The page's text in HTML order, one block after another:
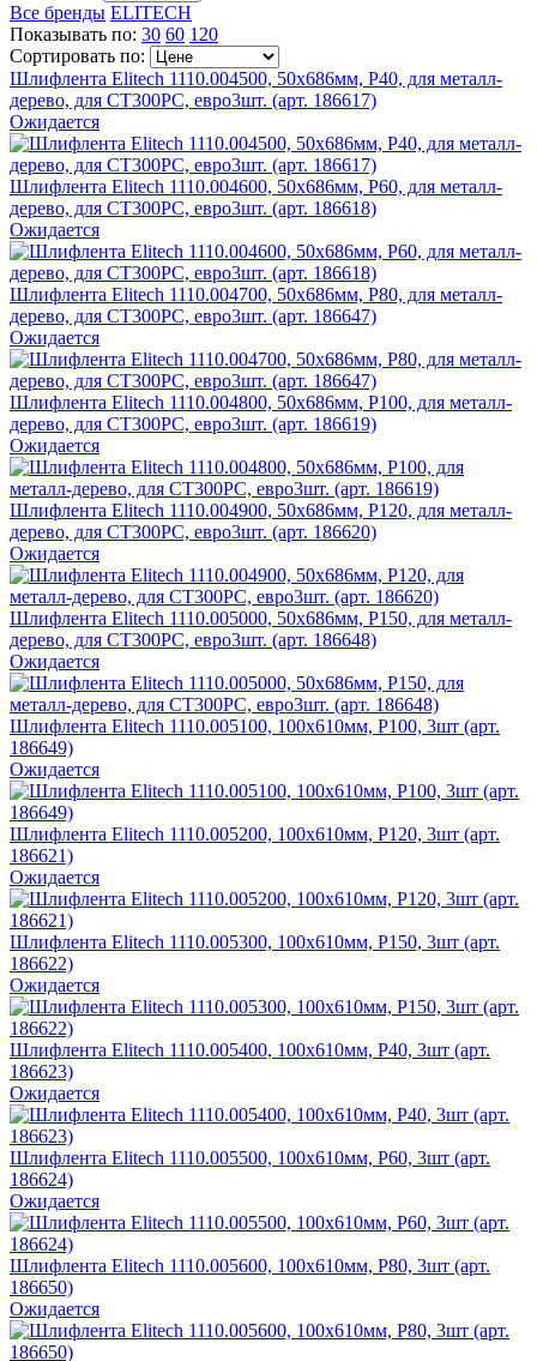
Все бренды ELITECH
Показывать по: 30 60 120
Сортировать по:
Шлифлента Elitech 1110.004500, 50х686мм, P40, для металл-
дерево, для СТ300РС, евро3шт. (арт. 186617)
Ожидается
Шлифлента Elitech 1110.004600, 50х686мм, P60, для металл-
дерево, для СТ300РС, евро3шт. (арт. 186618)
Ожидается
Шлифлента Elitech 1110.004700, 50х686мм, P80, для металл-
дерево, для СТ300РС, евро3шт. (арт. 186647)
Ожидается
Шлифлента Elitech 1110.004800, 50х686мм, P100, для металл-
дерево, для СТ300РС, евро3шт. (арт. 186619)
Ожидается
Шлифлента Elitech 1110.004900, 50х686мм, P120, для металл-
дерево, для СТ300РС, евро3шт. (арт. 186620)
Ожидается
Шлифлента Elitech 1110.005000, 50х686мм, P150, для металл-
дерево, для СТ300РС, евро3шт. (арт. 186648)
Ожидается
Шлифлента Elitech 1110.005100, 100х610мм, P100, 3шт (арт.
186649)
Ожидается
Шлифлента Elitech 1110.005200, 100х610мм, P120, 3шт (арт.
186621)
Ожидается
Шлифлента Elitech 1110.005300, 100х610мм, P150, 3шт (арт.
186622)
Ожидается
Шлифлента Elitech 1110.005400, 100х610мм, P40, 3шт (арт.
186623)
Ожидается
Шлифлента Elitech 1110.005500, 100х610мм, P60, 3шт (арт.
186624)
Ожидается
Шлифлента Elitech 1110.005600, 100х610мм, P80, 3шт (арт.
186650)
Ожидается